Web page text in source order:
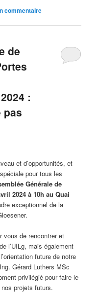
commentaire
de
:
pas
et d’opportunités, et
pour tous les
Générale de
2024 à 10h au Quai
exceptionnel de la
vous de rencontrer et
l’UILg, mais également
future de notre
Gérard Luthers MSc
privilégié pour faire le
projets futurs.